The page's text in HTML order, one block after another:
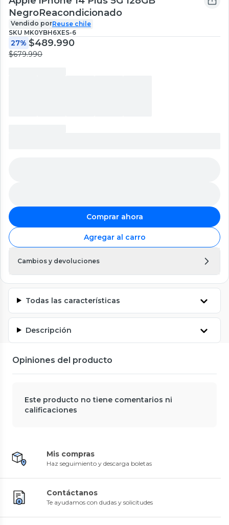
NegroReacondicionado
Vendido porReuse chile
SKU MK0YBH6XES-6
27% $489.990
$679.990
Comprar ahora
Agregar al carro
Cambios y devoluciones
Todas las características
Descripción
Opiniones del producto
Este producto no tiene comentarios ni
calificaciones
Mis compras
Haz seguimiento y descarga boletas
Contáctanos
Te ayudamos con dudas y solicitudes